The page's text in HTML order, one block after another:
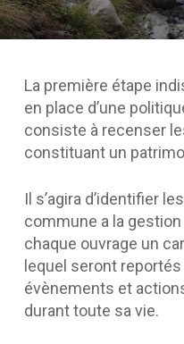
La première étape
en place d’une
consiste à recenser
constituant un
Il s’agira d’identifier
commune a la gestion
chaque ouvrage un
lequel seront
évènements et
durant toute sa vie.